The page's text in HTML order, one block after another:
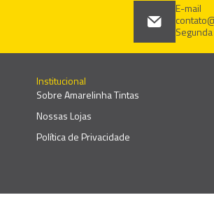
E-mail
Institucional
Sobre Amarelinha Tintas
Nossas Lojas
Política de Privacidade